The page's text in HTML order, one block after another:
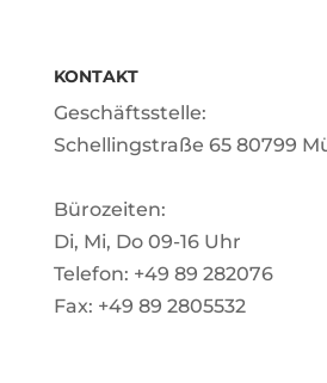
KONTAKT
Geschäftsstelle:
Schellingstraße 65 80799
Bürozeiten:
Di, Mi, Do 09-16 Uhr
Telefon: +49 89 282076
Fax: +49 89 2805532